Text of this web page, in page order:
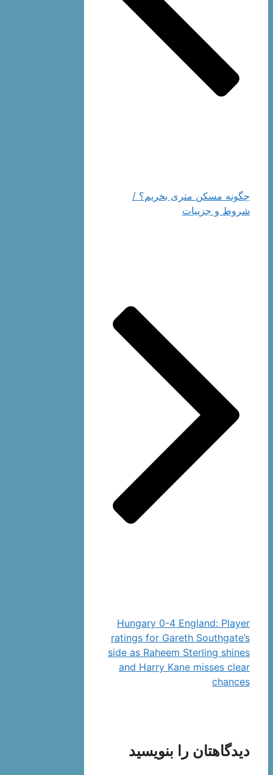
چگونه مسکن متری بخریم؟ /
شروط و جزيیات
Hungary 0-4 England: Player
ratings for Gareth Southgate’s
side as Raheem Sterling shines
and Harry Kane misses clear
chances
دیدگاهتان را بنویسید